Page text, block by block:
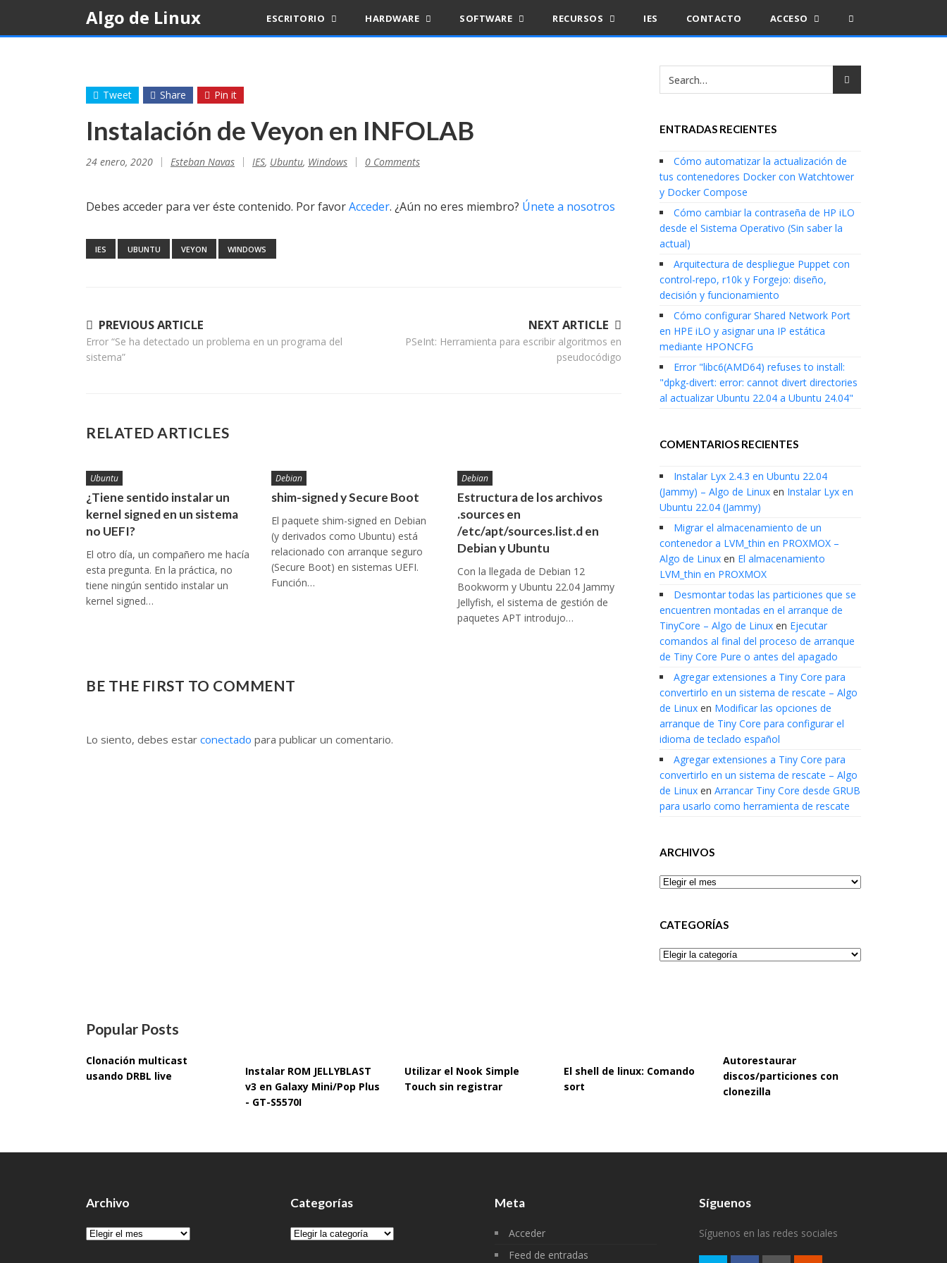
content
Algo de Linux ESCRITORIO HARDWARE SOFTWARE RECURSOS IES CONTACTO ACCESO
Tweet Share Pin it
Instalación de Veyon en INFOLAB
24 enero, 2020 Esteban Navas IES, Ubuntu, Windows 0 Comments
Debes acceder para ver éste contenido. Por favorAcceder. ¿Aún no eres miembro? Únete a nosotros
IES UBUNTU VEYON WINDOWS
Navegación
de
NEXT ARTICLE
PSeInt: Herramienta para escribir algoritmos en
pseudocódigo
PREVIOUS ARTICLE
Error “Se ha detectado un problema en un programa del
sistema”
RELATED ARTICLES
Ubuntu
¿Tiene sentido instalar un
kernel signed en un sistema
no UEFI?
El otro día, un compañero me hacía
esta pregunta. En la práctica, no
tiene ningún sentido instalar un
kernel signed…
Debian
shim-signed y Secure Boot
El paquete shim-signed en Debian
(y derivados como Ubuntu) está
relacionado con arranque seguro
(Secure Boot) en sistemas UEFI.
Función…
Debian
Estructura de los archivos
.sources en
/etc/apt/sources.list.d en
Debian y Ubuntu
Con la llegada de Debian 12
Bookworm y Ubuntu 22.04 Jammy
Jellyfish, el sistema de gestión de
paquetes APT introdujo…
BE THE FIRST TO COMMENT
Lo siento, debes estar conectado para publicar un comentario.
ENTRADAS RECIENTES
Cómo automatizar la actualización de
tus contenedores Docker con Watchtower
y Docker Compose
Cómo cambiar la contraseña de HP iLO
desde el Sistema Operativo (Sin saber la
actual)
Arquitectura de despliegue Puppet con
control-repo, r10k y Forgejo: diseño,
decisión y funcionamiento
Cómo configurar Shared Network Port
en HPE iLO y asignar una IP estática
mediante HPONCFG
Error "libc6(AMD64) refuses to install:
"dpkg-divert: error: cannot divert directories
al actualizar Ubuntu 22.04 a Ubuntu 24.04"
COMENTARIOS RECIENTES
Instalar Lyx 2.4.3 en Ubuntu 22.04
(Jammy) – Algo de Linux en Instalar Lyx en
Ubuntu 22.04 (Jammy)
Migrar el almacenamiento de un
contenedor a LVM_thin en PROXMOX –
Algo de Linux en El almacenamiento
LVM_thin en PROXMOX
Desmontar todas las particiones que se
encuentren montadas en el arranque de
TinyCore – Algo de Linux en Ejecutar
comandos al final del proceso de arranque
de Tiny Core Pure o antes del apagado
Agregar extensiones a Tiny Core para
convertirlo en un sistema de rescate – Algo
de Linux en Modificar las opciones de
arranque de Tiny Core para configurar el
idioma de teclado español
Agregar extensiones a Tiny Core para
convertirlo en un sistema de rescate – Algo
de Linux en Arrancar Tiny Core desde GRUB
para usarlo como herramienta de rescate
ARCHIVOS
Archivos
CATEGORÍAS
Categorías
Popular Posts
Clonación multicast
usando DRBL live
Instalar ROM JELLYBLAST
v3 en Galaxy Mini/Pop Plus
- GT-S5570I
Utilizar el Nook Simple
Touch sin registrar
El shell de linux: Comando
sort
Autorestaurar
discos/particiones con
clonezilla
Archivo
Archivo
Categorías
Categorías
Meta
Acceder
Feed de entradas
Síguenos
Síguenos en las redes sociales